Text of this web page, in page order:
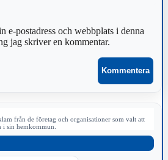
e-postadress och webbplats i denna
jag skriver en kommentar.
från de företag och organisationer som valt att
i sin hemkommun.